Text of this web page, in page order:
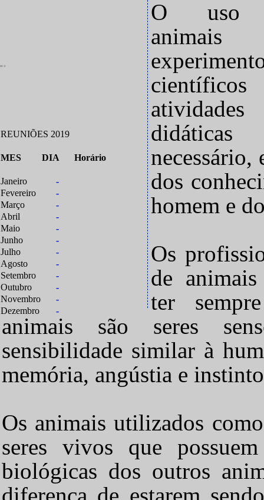
REUNIÕES 2019
MES DIA Horário
Janeiro
-
Fevereiro
-
Março
-
Abril
-
Maio
-
Junho
-
Julho
-
Agosto
-
Setembro
-
Outubro
-
Novembro
-
Dezembro
-
O uso
animais
atividades
necessário,
dos
homem e
Os
de
ter
animais são seres
sensibilidade similar à
memória, angústia e
Os animais utilizados
seres vivos que
biológicas dos outros